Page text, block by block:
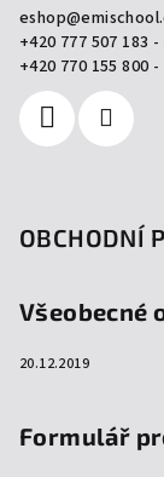
eshop@
+420 777 507 183
+420 770 155 800
OBCHODNÍ
Všeobecné
20.12.2019
Formulář